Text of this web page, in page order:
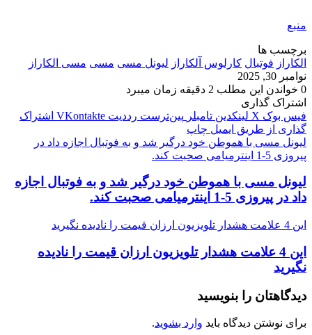
منبع
برچسب ها
الکاراز فوتبال کارلوس آلکاراز لیونل مسی مسی مسی الکاراز
نوامبر 30, 2025
0 خواندن این مطلب 2 دقیقه زمان میبرد
اشتراک گذاری
فیس بوک X لینکدین ‫تامبلر ‫پین‌ترست ‫رددیت ‫VKontakte اشتراک
گذاری از طریق ایمیل چاپ
لیونل مسی با هموطن خود درگیر شد و به فوتبال اجازه داد در
پیروزی 5-1 اینترمیامی صحبت کند.
لیونل مسی با هموطن خود درگیر شد و به فوتبال اجازه
داد در پیروزی 5-1 اینترمیامی صحبت کند.
این 4 علامت هشدار تلویزیون ارزان قیمت را نادیده نگیرید
این 4 علامت هشدار تلویزیون ارزان قیمت را نادیده
نگیرید
دیدگاهتان را بنویسید
برای نوشتن دیدگاه باید وارد بشوید.